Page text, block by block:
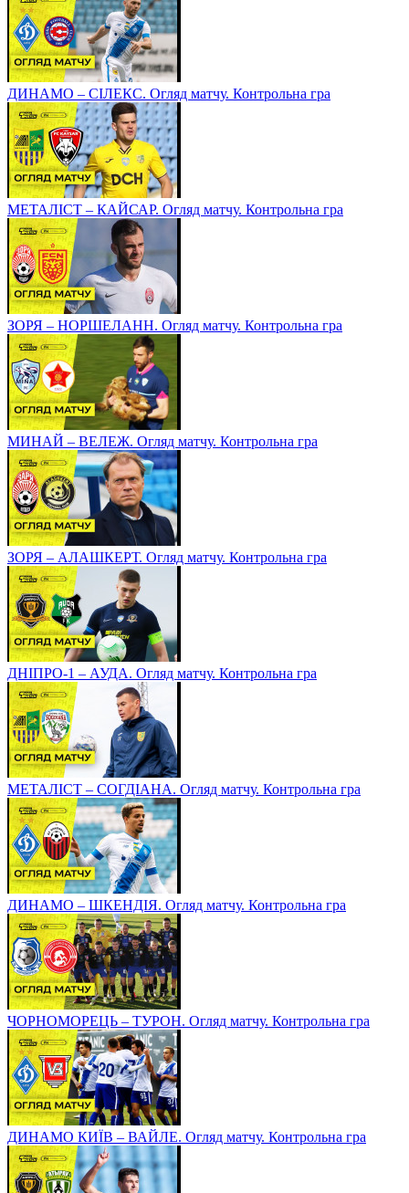
ДИНАМО – СІЛЕКС. Огляд матчу. Контрольна гра
МЕТАЛІСТ – КАЙСАР. Огляд матчу. Контрольна гра
ЗОРЯ – НОРШЕЛАНН. Огляд матчу. Контрольна гра
МИНАЙ – ВЕЛЕЖ. Огляд матчу. Контрольна гра
ЗОРЯ – АЛАШКЕРТ. Огляд матчу. Контрольна гра
ДНІПРО-1 – АУДА. Огляд матчу. Контрольна гра
МЕТАЛІСТ – СОГДІАНА. Огляд матчу. Контрольна гра
ДИНАМО – ШКЕНДІЯ. Огляд матчу. Контрольна гра
ЧОРНОМОРЕЦЬ – ТУРОН. Огляд матчу. Контрольна гра
ДИНАМО КИЇВ – ВАЙЛЕ. Огляд матчу. Контрольна гра